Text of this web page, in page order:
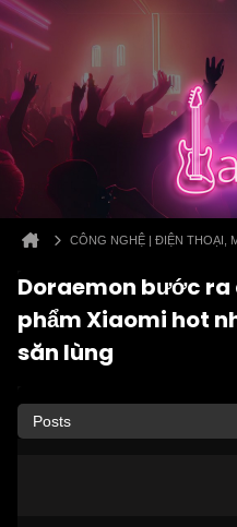
CÔNG NGHỆ | ĐIỆN THOẠI,
Doraemon bước ra
phẩm Xiaomi hot
săn lùng